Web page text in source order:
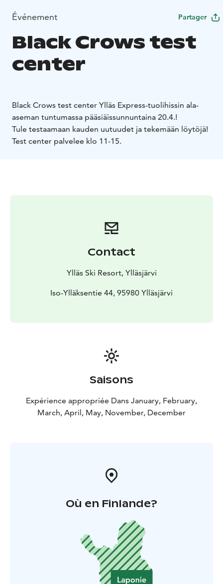
Événement Partager
Black Crows test
center
Black Crows test center Ylläs Express-tuolihissin ala-
aseman tuntumassa pääsiäissunnuntaina 20.4.!
Tule testaamaan kauden uutuudet ja tekemään löytöjä!
Test center palvelee klo 11-15.
Contact
Ylläs Ski Resort, Ylläsjärvi
Iso-Ylläksentie 44, 95980 Ylläsjärvi
Saisons
Expérience appropriée Dans January, February,
March, April, May, November, December
Où en Finlande?